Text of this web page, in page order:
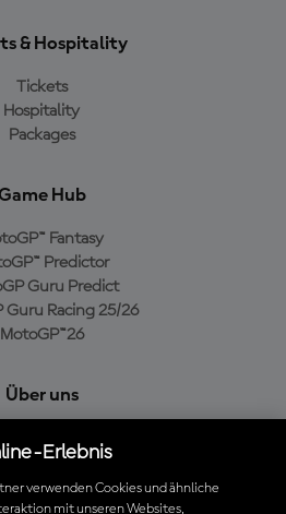
& Hospitality
Tickets
Hospitality
Packages
Hub
Fantasy
Predictor
Guru Predict
Guru Racing 25/26
MotoGP™26
Über uns
Richtlinien
Erlebnis
verwenden Cookies und ähnliche
mit unseren Websites,